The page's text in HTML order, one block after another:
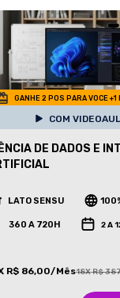
GANHE 2 POS PARA VOCE +1
COM
DE DADOS E
LATO SENSU
360 A 720H 2 A
R$ 86,00/Mês18X R$